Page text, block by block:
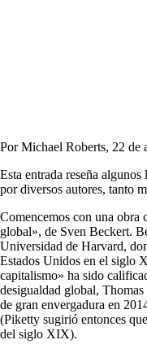
Por Michael Roberts, 22 de
Esta entrada reseña
por diversos autores, tanto
Comencemos con una obra
global», de Sven Beckert.
Universidad de Harvard,
Estados Unidos en el siglo
capitalismo» ha sido
desigualdad global,
de gran envergadura en
(Piketty sugirió entonces
del siglo XIX).